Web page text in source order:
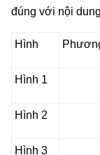
đúng với nội
Hình
Hình 1
Hình 2
Hình 3